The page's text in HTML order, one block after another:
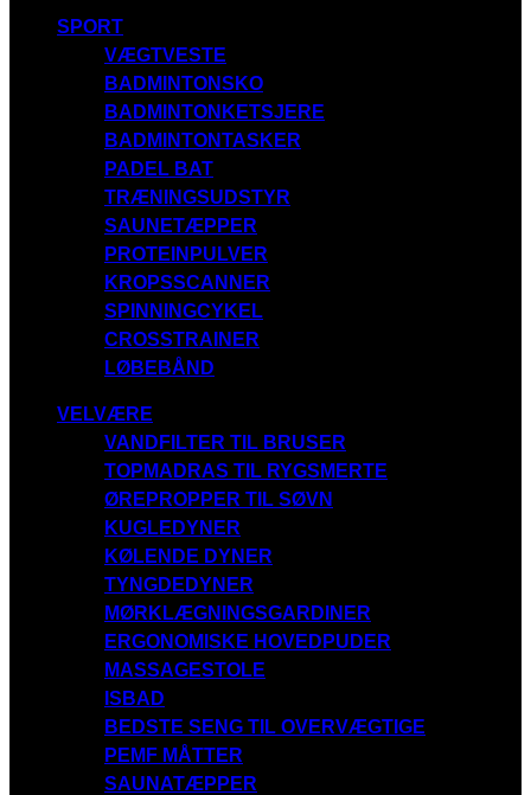
SPORT
VÆGTVESTE
BADMINTONSKO
BADMINTONKETSJERE
BADMINTONTASKER
PADEL BAT
TRÆNINGSUDSTYR
SAUNETÆPPER
PROTEINPULVER
KROPSSCANNER
SPINNINGCYKEL
CROSSTRAINER
LØBEBÅND
VELVÆRE
VANDFILTER TIL BRUSER
TOPMADRAS TIL RYGSMERTE
ØREPROPPER TIL SØVN
KUGLEDYNER
KØLENDE DYNER
TYNGDEDYNER
MØRKLÆGNINGSGARDINER
ERGONOMISKE HOVEDPUDER
MASSAGESTOLE
ISBAD
BEDSTE SENG TIL OVERVÆGTIGE
PEMF MÅTTER
SAUNATÆPPER